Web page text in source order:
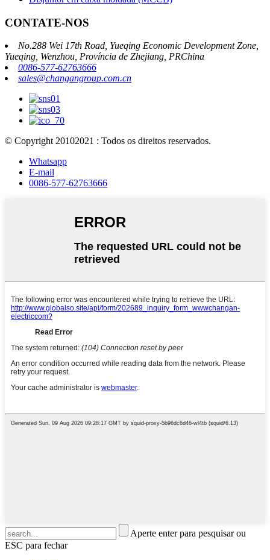
CONTATE-NOS
No.288 Wei 17th Road, Yueqing Economic Development Zone,
Yueqing, Wenzhou, Província de Zhejiang, PRChina
0086-577-62763666
sales@changangroup.com.cn
© Copyright 20102021 : Todos os direitos reservados.
Whatsapp
E-mail
0086-577-62763666
Aperte enter para pesquisar ou
ESC para fechar